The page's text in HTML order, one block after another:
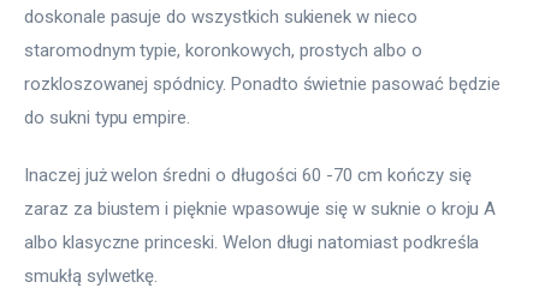
doskonale pasuje do wszystkich sukienek w nieco
staromodnym typie, koronkowych, prostych albo o
rozkloszowanej spódnicy. Ponadto świetnie pasować będzie
do sukni typu empire.
Inaczej już welon średni o długości 60 -70 cm kończy się
zaraz za biustem i pięknie wpasowuje się w suknie o kroju A
albo klasyczne princeski. Welon długi natomiast podkreśla
smukłą sylwetkę.